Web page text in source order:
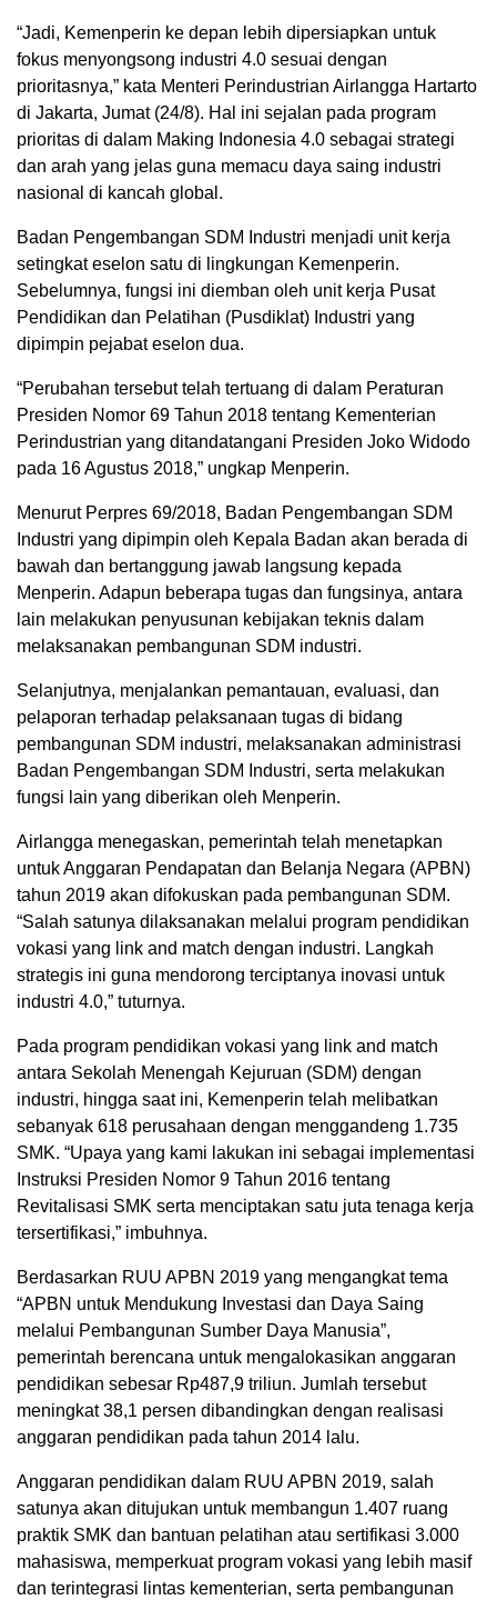
“Jadi, Kemenperin ke depan lebih dipersiapkan untuk
fokus menyongsong industri 4.0 sesuai dengan
prioritasnya,” kata Menteri Perindustrian Airlangga Hartarto
di Jakarta, Jumat (24/8). Hal ini sejalan pada program
prioritas di dalam Making Indonesia 4.0 sebagai strategi
dan arah yang jelas guna memacu daya saing industri
nasional di kancah global.
Badan Pengembangan SDM Industri menjadi unit kerja
setingkat eselon satu di lingkungan Kemenperin.
Sebelumnya, fungsi ini diemban oleh unit kerja Pusat
Pendidikan dan Pelatihan (Pusdiklat) Industri yang
dipimpin pejabat eselon dua.
“Perubahan tersebut telah tertuang di dalam Peraturan
Presiden Nomor 69 Tahun 2018 tentang Kementerian
Perindustrian yang ditandatangani Presiden Joko Widodo
pada 16 Agustus 2018,” ungkap Menperin.
Menurut Perpres 69/2018, Badan Pengembangan SDM
Industri yang dipimpin oleh Kepala Badan akan berada di
bawah dan bertanggung jawab langsung kepada
Menperin. Adapun beberapa tugas dan fungsinya, antara
lain melakukan penyusunan kebijakan teknis dalam
melaksanakan pembangunan SDM industri.
Selanjutnya, menjalankan pemantauan, evaluasi, dan
pelaporan terhadap pelaksanaan tugas di bidang
pembangunan SDM industri, melaksanakan administrasi
Badan Pengembangan SDM Industri, serta melakukan
fungsi lain yang diberikan oleh Menperin.
Airlangga menegaskan, pemerintah telah menetapkan
untuk Anggaran Pendapatan dan Belanja Negara (APBN)
tahun 2019 akan difokuskan pada pembangunan SDM.
“Salah satunya dilaksanakan melalui program pendidikan
vokasi yang link and match dengan industri. Langkah
strategis ini guna mendorong terciptanya inovasi untuk
industri 4.0,” tuturnya.
Pada program pendidikan vokasi yang link and match
antara Sekolah Menengah Kejuruan (SDM) dengan
industri, hingga saat ini, Kemenperin telah melibatkan
sebanyak 618 perusahaan dengan menggandeng 1.735
SMK. “Upaya yang kami lakukan ini sebagai implementasi
Instruksi Presiden Nomor 9 Tahun 2016 tentang
Revitalisasi SMK serta menciptakan satu juta tenaga kerja
tersertifikasi,” imbuhnya.
Berdasarkan RUU APBN 2019 yang mengangkat tema
“APBN untuk Mendukung Investasi dan Daya Saing
melalui Pembangunan Sumber Daya Manusia”,
pemerintah berencana untuk mengalokasikan anggaran
pendidikan sebesar Rp487,9 triliun. Jumlah tersebut
meningkat 38,1 persen dibandingkan dengan realisasi
anggaran pendidikan pada tahun 2014 lalu.
Anggaran pendidikan dalam RUU APBN 2019, salah
satunya akan ditujukan untuk membangun 1.407 ruang
praktik SMK dan bantuan pelatihan atau sertifikasi 3.000
mahasiswa, memperkuat program vokasi yang lebih masif
dan terintegrasi lintas kementerian, serta pembangunan